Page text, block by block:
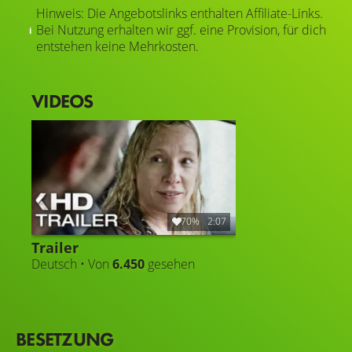
Hinweis: Die Angebotslinks enthalten Affiliate-Links.
Bei Nutzung erhalten wir ggf. eine Provision, für dich
entstehen keine Mehrkosten.
VIDEOS
70% 2:07
Trailer
Deutsch • Von 6.450 gesehen
BESETZUNG